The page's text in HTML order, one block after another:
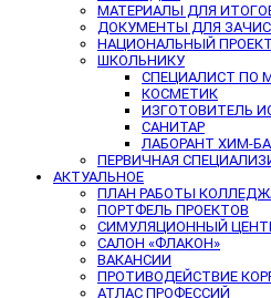
МАТЕРИАЛЫ ДЛЯ
ДОКУМЕНТЫ ДЛЯ
НАЦИОНАЛЬНЫЙ
ШКОЛЬНИКУ
СПЕЦИАЛИСТ ПО
КОСМЕТИК
ИЗГОТОВИТЕЛЬ
САНИТАР
ЛАБОРАНТ ХИМ-
ПЕРВИЧНАЯ
АКТУАЛЬНОЕ
ПЛАН РАБОТЫ
ПОРТФЕЛЬ ПРОЕКТОВ
СИМУЛЯЦИОННЫЙ
САЛОН «ФЛАКОН»
ВАКАНСИИ
ПРОТИВОДЕЙСТВИЕ
АТЛАС ПРОФЕССИЙ